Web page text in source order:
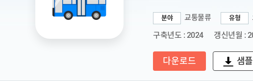
분야 교통물류 유형
구축년도 : 2024 갱신년월 :
다운로드 샘